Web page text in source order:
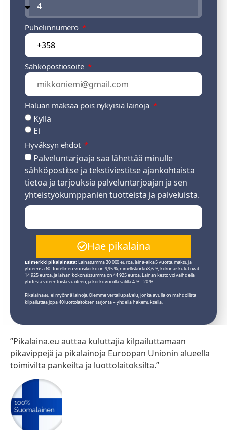
Puhelinnumero
Sähköpostiosoite
Haluan maksaa pois nykyisiä lainoja
Kyllä
Ei
Hyväksyn ehdot
Palveluntarjoaja saa lähettää minulle
sähköpostitse ja tekstiviestitse ajankohtaista
tietoa ja tarjouksia palveluntarjoajan ja sen
yhteistyökumppanien tuotteista ja palveluista.
Hae pikalaina
Esimerkki pikalainasta: Lainasumma 30 000 euroa, laina-aika 5 vuotta, maksuja
yhteensä 60. Todellinen vuosikorko on 9,95 %, nimelliskorko 8,6 %, kokonaiskulut ovat
14 925 euroa, ja lainan kokonaissumma on 44 925 euroa. Lainan kesto voi vaihdella
yhdestä viiteentoista vuoteen, ja korko voi olla välillä 4 % – 20 %.
Pikalaina.eu ei myönnä lainoja. Olemme vertailupalvelu, jonka avulla on mahdollista
kilpailuttaa jopa 40 luottolaitoksen tarjonta – yhdellä hakemuksella.
”Pikalaina.eu auttaa kuluttajia kilpailuttamaan
pikavippejä ja pikalainoja Euroopan Unionin alueella
toimivilta pankeilta ja luottolaitoksilta.”